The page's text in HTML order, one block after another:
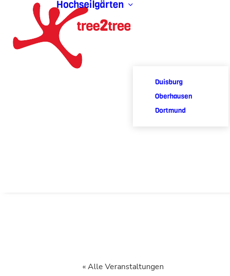
Hochseilgärten
Duisburg
Oberhausen
Dortmund
« Alle Veranstaltungen